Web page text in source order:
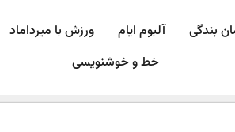
بندگی آلبوم ایام ورزش با میرداماد​
خط و خوشنویسی